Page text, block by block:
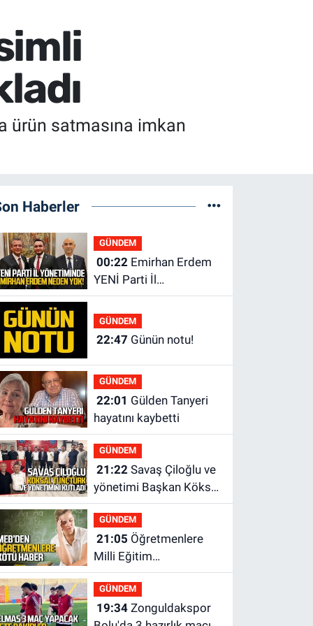
ürün satmasına imkan
Haberler
GÜNDEM
00:22Emirhan Erdem
YENİ Parti İl
yönetiminden neden
yok?
GÜNDEM
22:47 Günün notu!
GÜNDEM
22:01
hayatını kaybetti
GÜNDEM
21:22Savaş Çiloğlu ve
yönetimi Başkan Köksal
Tunçtürk’ü kutladı
GÜNDEM
21:05
Milli Eğitim
Bakanlığı'ndan kötü
haber
GÜNDEM
19:34Zonguldakspor